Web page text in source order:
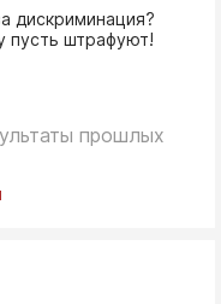
дискриминация?
пусть штрафуют!
прошлых